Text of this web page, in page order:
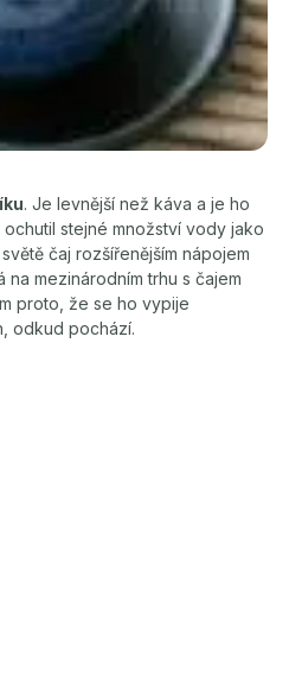
. Je levnější než káva a je ho
stejné množství vody jako
čaj rozšířenějším nápojem
mezinárodním trhu s čajem
proto, že se ho vypije
odkud pochází.